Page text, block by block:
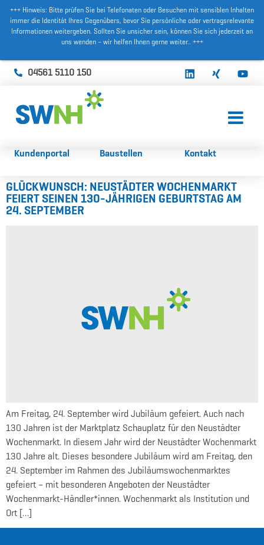
Inhalt
springen04561 5110 150
Kundenportal Baustellen Kontakt
GLÜCKWUNSCH: NEUSTÄDTER WOCHENMARKT
FEIERT SEINEN 130-JÄHRIGEN GEBURTSTAG AM
24. SEPTEMBER
Am Freitag, 24. September wird Jubiläum gefeiert. Auch nach
130 Jahren ist der Marktplatz Schauplatz für den Neustädter
Wochenmarkt. In diesem Jahr wird der Neustädter Wochenmarkt
130 Jahre alt. Dieses besondere Jubiläum wird am Freitag, den
24. September im Rahmen des Jubiläumswochenmarktes
gefeiert – mit besonderen Angeboten der Neustädter
Wochenmarkt-Händler*innen. Wochenmarkt als Institution und
Ort […]
+++ Hinweis: Bitte prüfen Sie bei Telefonaten oder Besuchen mit sensiblen Inhalten
immer die Identität Ihres Gegenübers, bevor Sie persönliche oder vertragsrelevante
Informationen weitergeben. Sollten Sie unsicher sein, können Sie sich jederzeit an
uns wenden – wir helfen Ihnen gerne weiter.. +++